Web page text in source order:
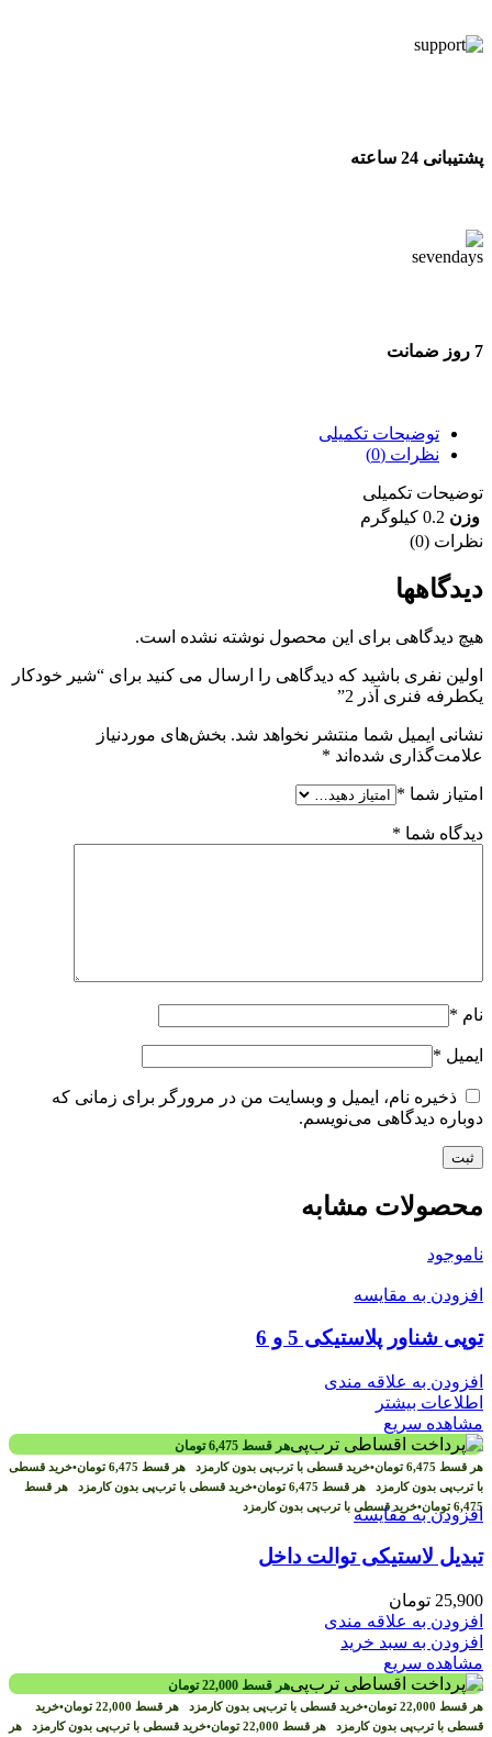
پشتیبانی 24 ساعته
7 روز ضمانت
توضیحات تکمیلی
نظرات (0)
توضیحات تکمیلی
وزن 0.2 کیلوگرم
نظرات (0)
دیدگاهها
هیچ دیدگاهی برای این محصول نوشته نشده است.
اولین نفری باشید که دیدگاهی را ارسال می کنید برای “شیر خودکار
یکطرفه فنری آذر 2”
نشانی ایمیل شما منتشر نخواهد شد. بخش‌های موردنیاز
علامت‌گذاری شده‌اند *
امتیاز شما *
دیدگاه شما *
نام *
ایمیل *
ذخیره نام، ایمیل و وبسایت من در مرورگر برای زمانی که
دوباره دیدگاهی می‌نویسم.
محصولات مشابه
ناموجود
افزودن به مقایسه
توپی شناور پلاستیکی 5 و 6
افزودن به علاقه مندی
اطلاعات بیشتر
مشاهده سریع
هر قسط 6,475 تومان
هر قسط 6,475 تومان•خرید قسطی با ترب‌پی بدون کارمزد هر قسط 6,475 تومان•خرید قسطی
با ترب‌پی بدون کارمزد هر قسط 6,475 تومان•خرید قسطی با ترب‌پی بدون کارمزد هر قسط
6,475 تومان•خرید قسطی با ترب‌پی بدون کارمزدافزودن به مقایسه
تبدیل لاستیکی توالت داخل
25,900 تومان
افزودن به علاقه مندی
افزودن به سبد خرید
مشاهده سریع
هر قسط 22,000 تومان
هر قسط 22,000 تومان•خرید قسطی با ترب‌پی بدون کارمزد هر قسط 22,000 تومان•خرید
قسطی با ترب‌پی بدون کارمزد هر قسط 22,000 تومان•خرید قسطی با ترب‌پی بدون کارمزد هر